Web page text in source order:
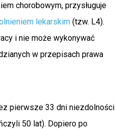
chorobowym, przysługuje
lekarskim (tzw. L4).
i nie może wykonywać
w przepisach prawa
pierwsze 33 dni niezdolności
50 lat). Dopiero po